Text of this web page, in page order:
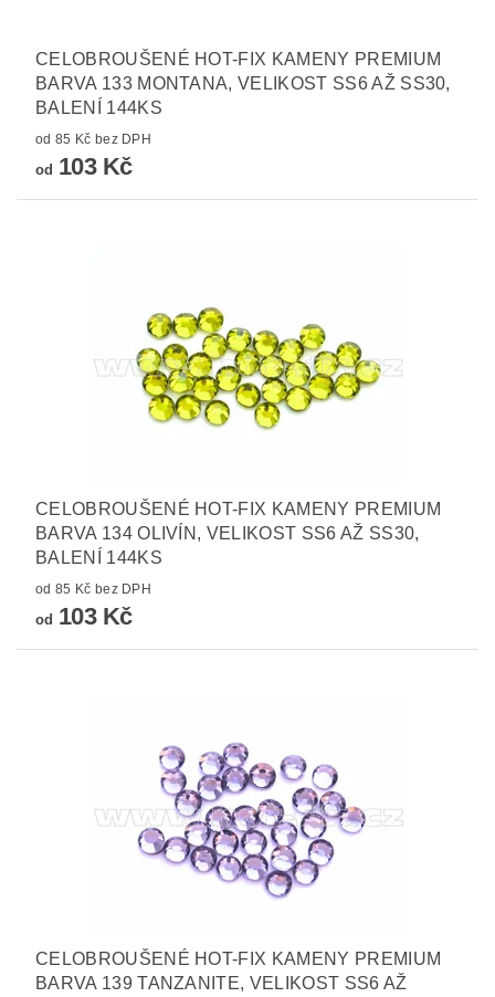
CELOBROUŠENÉ HOT-FIX KAMENY PREMIUM
BARVA 133 MONTANA, VELIKOST SS6 AŽ SS30,
BALENÍ 144KS
od 85 Kč bez DPH
od 103 Kč
CELOBROUŠENÉ HOT-FIX KAMENY PREMIUM
BARVA 134 OLIVÍN, VELIKOST SS6 AŽ SS30,
BALENÍ 144KS
od 85 Kč bez DPH
od 103 Kč
CELOBROUŠENÉ HOT-FIX KAMENY PREMIUM
BARVA 139 TANZANITE, VELIKOST SS6 AŽ